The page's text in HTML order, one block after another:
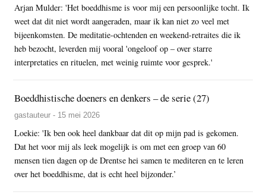
Arjan Mulder: 'Het boeddhisme is voor mij een persoonlijke tocht. Ik
weet dat dit niet wordt aangeraden, maar ik kan niet zo veel met
bijeenkomsten. De meditatie-ochtenden en weekend-retraites die ik
heb bezocht, leverden mij vooral 'ongeloof op – over starre
interpretaties en rituelen, met weinig ruimte voor gesprek.'
Boeddhistische doeners en denkers – de serie (27)
gastauteur - 15 mei 2026
Loekie: 'Ik ben ook heel dankbaar dat dit op mijn pad is gekomen.
Dat het voor mij als leek mogelijk is om met een groep van 60
mensen tien dagen op de Drentse hei samen te mediteren en te leren
over het boeddhisme, dat is echt heel bijzonder.’